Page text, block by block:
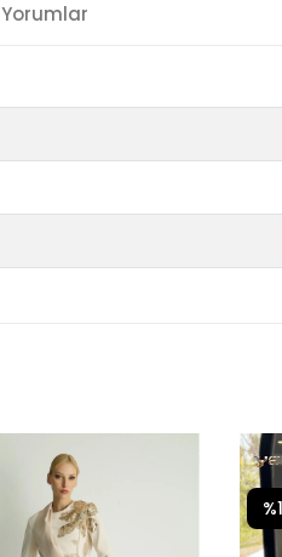
Yorumlar